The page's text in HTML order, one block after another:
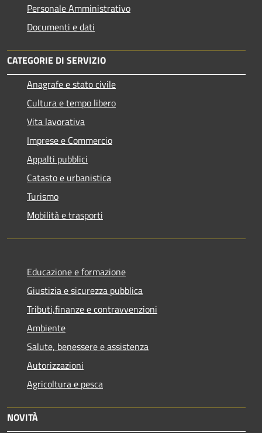
Personale Amministrativo
Documenti e dati
CATEGORIE DI SERVIZIO
Anagrafe e stato civile
Cultura e tempo libero
Vita lavorativa
Imprese e Commercio
Appalti pubblici
Catasto e urbanistica
Turismo
Mobilità e trasporti
Educazione e formazione
Giustizia e sicurezza pubblica
Tributi,finanze e contravvenzioni
Ambiente
Salute, benessere e assistenza
Autorizzazioni
Agricoltura e pesca
NOVITÀ